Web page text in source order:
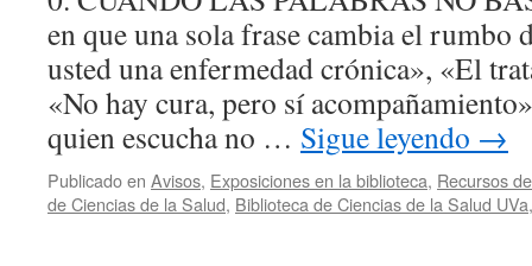
en que una sola frase cambia el rumbo
usted una enfermedad crónica», «El
«No hay cura, pero sí
quien escucha no … Sigue leyendo →
Publicado en Avisos, Exposiciones en la biblioteca, Recursos
de Ciencias de la Salud, Biblioteca de Ciencias de la Salud UVa